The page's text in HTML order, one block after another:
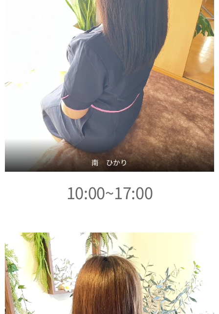
南 ひかり
10:00~17:00